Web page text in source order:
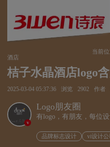
当前位
酒店
桔子水晶酒店logo
2025-03-04 05:37:36 浏览 2902 作者
v
Logo朋友圈
有logo，有朋友，每位
品牌标志设计 vi设计公